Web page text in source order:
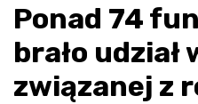
Ponad 74
brało udział
związanej z